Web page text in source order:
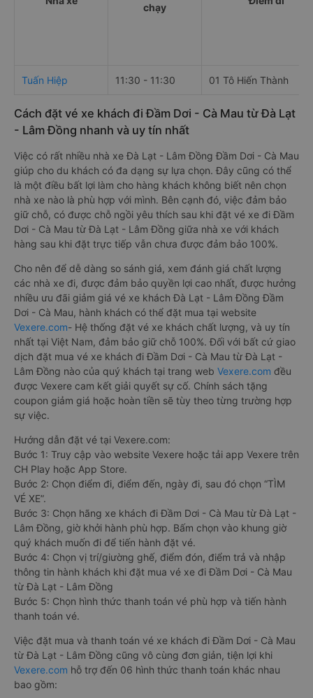
chạy
Tuấn Hiệp 11:30 - 11:30 01 Tô Hiến Thành
Cách đặt vé xe khách đi Đầm Dơi - Cà Mau từ Đà Lạt
- Lâm Đồng nhanh và uy tín nhất
Việc có rất nhiều nhà xe Đà Lạt - Lâm Đồng Đầm Dơi - Cà Mau
giúp cho du khách có đa dạng sự lựa chọn. Đây cũng có thể
là một điều bất lợi làm cho hàng khách không biết nên chọn
nhà xe nào là phù hợp với mình. Bên cạnh đó, việc đảm bảo
giữ chỗ, có được chỗ ngồi yêu thích sau khi đặt vé xe đi Đầm
Dơi - Cà Mau từ Đà Lạt - Lâm Đồng giữa nhà xe với khách
hàng sau khi đặt trực tiếp vẫn chưa được đảm bảo 100%.
Cho nên để dễ dàng so sánh giá, xem đánh giá chất lượng
các nhà xe đi, được đảm bảo quyền lợi cao nhất, được hưởng
nhiều ưu đãi giảm giá vé xe khách Đà Lạt - Lâm Đồng Đầm
Dơi - Cà Mau, hành khách có thể đặt mua tại website
Vexere.com- Hệ thống đặt vé xe khách chất lượng, và uy tín
nhất tại Việt Nam, đảm bảo giữ chỗ 100%. Đối với bất cứ giao
dịch đặt mua vé xe khách đi Đầm Dơi - Cà Mau từ Đà Lạt -
Lâm Đồng nào của quý khách tại trang web Vexere.com đều
được Vexere cam kết giải quyết sự cố. Chính sách tặng
coupon giảm giá hoặc hoàn tiền sẽ tùy theo từng trường hợp
sự việc.
Hướng dẫn đặt vé tại Vexere.com:
Bước 1: Truy cập vào website Vexere hoặc tải app Vexere trên
CH Play hoặc App Store.
Bước 2: Chọn điểm đi, điểm đến, ngày đi, sau đó chọn “TÌM
VÉ XE”.
Bước 3: Chọn hãng xe khách đi Đầm Dơi - Cà Mau từ Đà Lạt -
Lâm Đồng, giờ khởi hành phù hợp. Bấm chọn vào khung giờ
quý khách muốn đi để tiến hành đặt vé.
Bước 4: Chọn vị trí/giường ghế, điểm đón, điểm trả và nhập
thông tin hành khách khi đặt mua vé xe đi Đầm Dơi - Cà Mau
từ Đà Lạt - Lâm Đồng
Bước 5: Chọn hình thức thanh toán vé phù hợp và tiến hành
thanh toán vé.
Việc đặt mua và thanh toán vé xe khách đi Đầm Dơi - Cà Mau
từ Đà Lạt - Lâm Đồng cũng vô cùng đơn giản, tiện lợi khi
Vexere.com hỗ trợ đến 06 hình thức thanh toán khác nhau
bao gồm: